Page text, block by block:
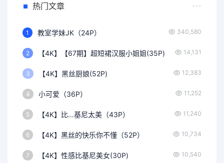
热门文章
1 教室学妹JK（24P） 340,580
2 【4K】【67期】超短裙汉服小姐姐(35P) 14,131
3 【4K】黑丝厨娘(52P) 12,383
4 小可爱（36P） 11,252
5 【4K】比…基尼太美（43P） 11,240
6 【4K】黑丝的快乐你不懂（52P） 10,734
7 【4K】性感比基尼美女(30P) 10,540